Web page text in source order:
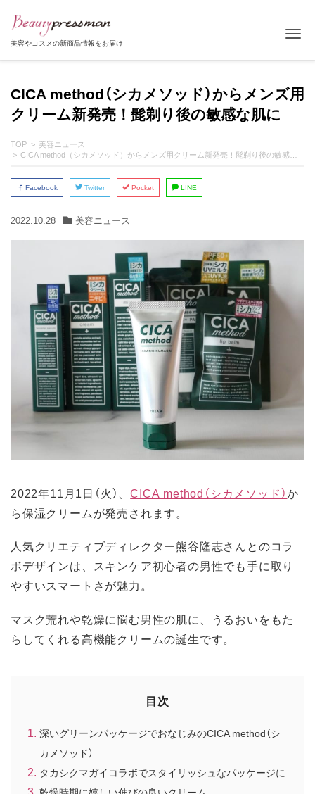
美容やコスメの新商品情報をお届け
CICA method（シカメソッド）からメンズ用
クリーム新発売！髭剃り後の敏感な肌に
TOP
美容ニュース
CICA method（シカメソッド）からメンズ用クリーム新発売！髭剃り後の敏感な肌に
Facebook Twitter Pocket LINE
2022.10.28 美容ニュース
2022年11月1日（火）、CICA method（シカメソッド）か
ら保湿クリームが発売されます。
人気クリエティブディレクター熊谷隆志さんとのコラ
ボデザインは、スキンケア初心者の男性でも手に取り
やすいスマートさが魅力。
マスク荒れや乾燥に悩む男性の肌に、うるおいをもた
らしてくれる高機能クリームの誕生です。
目次
深いグリーンパッケージでおなじみのCICA method（シ
カメソッド）
タカシクマガイコラボでスタイリッシュなパッケージに